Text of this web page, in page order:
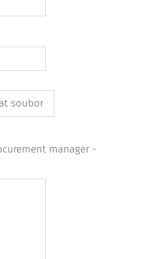
soubor
manager -